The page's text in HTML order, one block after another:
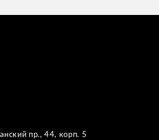
пр., 44, корп. 5